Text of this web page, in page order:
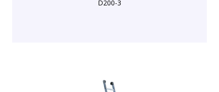
D200-3